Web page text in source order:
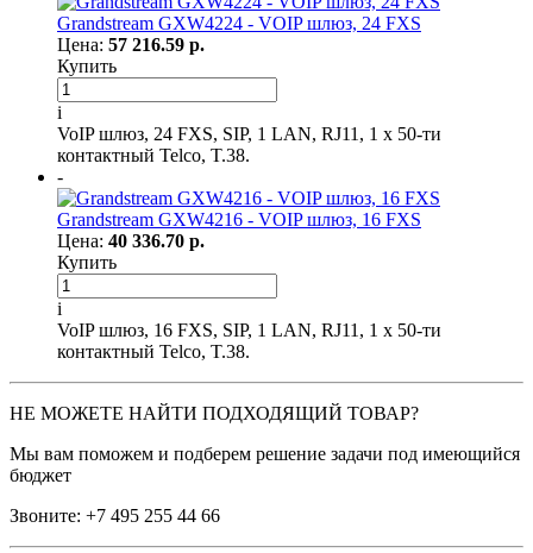
Grandstream GXW4224 - VOIP шлюз, 24 FXS
Цена: 57 216.59 р.
Купить
i
VoIP шлюз, 24 FXS, SIP, 1 LAN, RJ11, 1 x 50-ти
контактный Telco, T.38.
-
Grandstream GXW4216 - VOIP шлюз, 16 FXS
Цена: 40 336.70 р.
Купить
i
VoIP шлюз, 16 FXS, SIP, 1 LAN, RJ11, 1 x 50-ти
контактный Telco, T.38.
НЕ МОЖЕТЕ НАЙТИ ПОДХОДЯЩИЙ ТОВАР?
Мы вам поможем и подберем решение задачи под имеющийся
бюджет
Звоните: +7 495 255 44 66